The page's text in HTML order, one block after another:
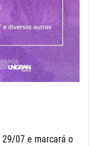
07 e marcará o